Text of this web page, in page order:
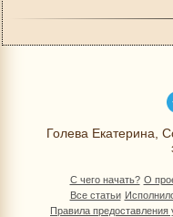
Голева Екатерина,
С чего начать? О
Все статьи
Правила предоставления